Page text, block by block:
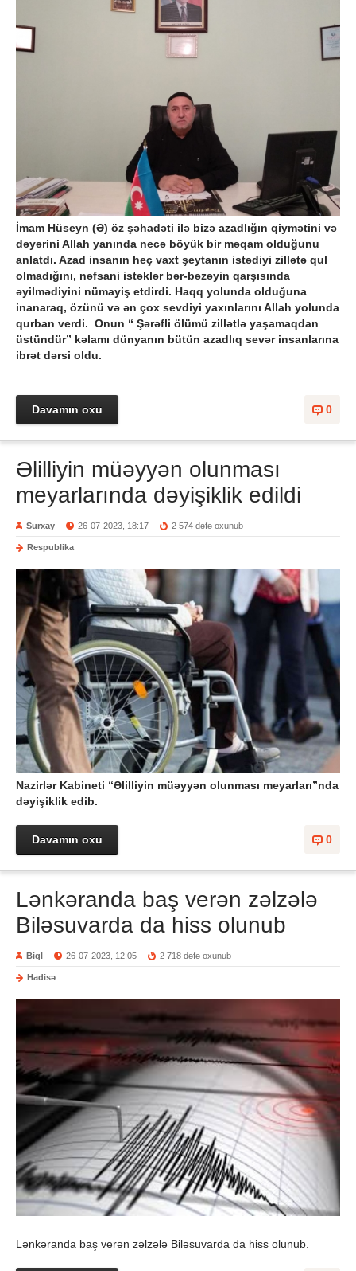
İmam Hüseyn (Ə) öz şəhadəti ilə bizə azadlığın qiymətini və
dəyərini Allah yanında necə böyük bir məqam olduğunu
anlatdı. Azad insanın heç vaxt şeytanın istədiyi zillətə qul
olmadığını, nəfsani istəklər bər-bəzəyin qarşısında
əyilmədiyini nümayiş etdirdi. Haqq yolunda olduğuna
inanaraq, özünü və ən çox sevdiyi yaxınlarını Allah yolunda
qurban verdi. Onun “ Şərəfli ölümü zillətlə yaşamaqdan
üstündür” kəlamı dünyanın bütün azadlıq sevər insanlarına
ibrət dərsi oldu.
0
Davamın oxu
Əlilliyin müəyyən olunması
meyarlarında dəyişiklik edildi
Surxay 26-07-2023, 18:17 2 574 dəfə oxunub
Respublika
Nazirlər Kabineti “Əlilliyin müəyyən olunması meyarları”nda
dəyişiklik edib.
0
Davamın oxu
Lənkəranda baş verən zəlzələ
Biləsuvarda da hiss olunub
Biql 26-07-2023, 12:05 2 718 dəfə oxunub
Hadisə
Lənkəranda baş verən zəlzələ Biləsuvarda da hiss olunub.